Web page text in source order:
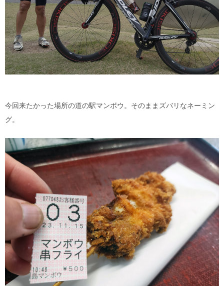
今回来たかった場所の道の駅マンボウ。そのままズバリなネーミン
グ。